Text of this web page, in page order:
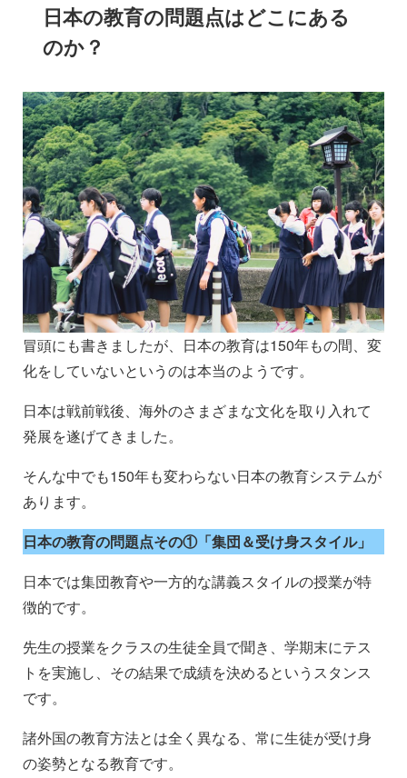
日本の教育の問題点はどこにある
のか？
冒頭にも書きましたが、日本の教育は150年もの間、変
化をしていないというのは本当のようです。
日本は戦前戦後、海外のさまざまな文化を取り入れて
発展を遂げてきました。
そんな中でも150年も変わらない日本の教育システムが
あります。
日本の教育の問題点その①「集団＆受け身スタイル」
日本では集団教育や一方的な講義スタイルの授業が特
徴的です。
先生の授業をクラスの生徒全員で聞き、学期末にテス
トを実施し、その結果で成績を決めるというスタンス
です。
諸外国の教育方法とは全く異なる、常に生徒が受け身
の姿勢となる教育です。